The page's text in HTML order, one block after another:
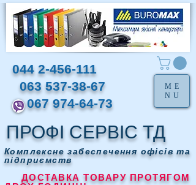
ПРОФІ СЕРВІС ТД
Комплексне забеспечення офісів та
підприємств
ДОСТАВКА ТОВАРУ ПРОТЯГОМ
044 2-456-111
063 537-38-67
067 974-64-73
ME
NU